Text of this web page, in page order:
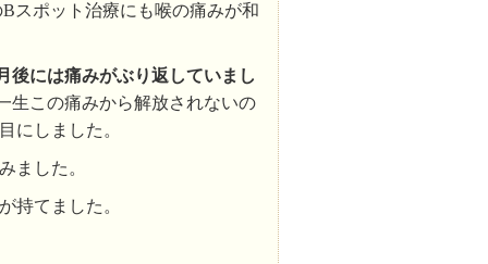
スポット治療にも喉の痛みが和
後には痛みがぶり返していまし
生この痛みから解放されないの
にしました。
ました。
持てました。